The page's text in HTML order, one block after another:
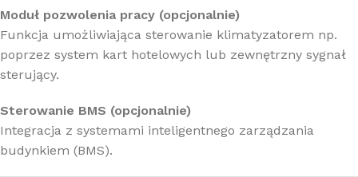
Moduł pozwolenia pracy (opcjonalnie)
Funkcja umożliwiająca sterowanie klimatyzatorem np.
poprzez system kart hotelowych lub zewnętrzny sygnał
sterujący.
Sterowanie BMS (opcjonalnie)
Integracja z systemami inteligentnego zarządzania
budynkiem (BMS).